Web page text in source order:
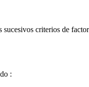
criterios de
: